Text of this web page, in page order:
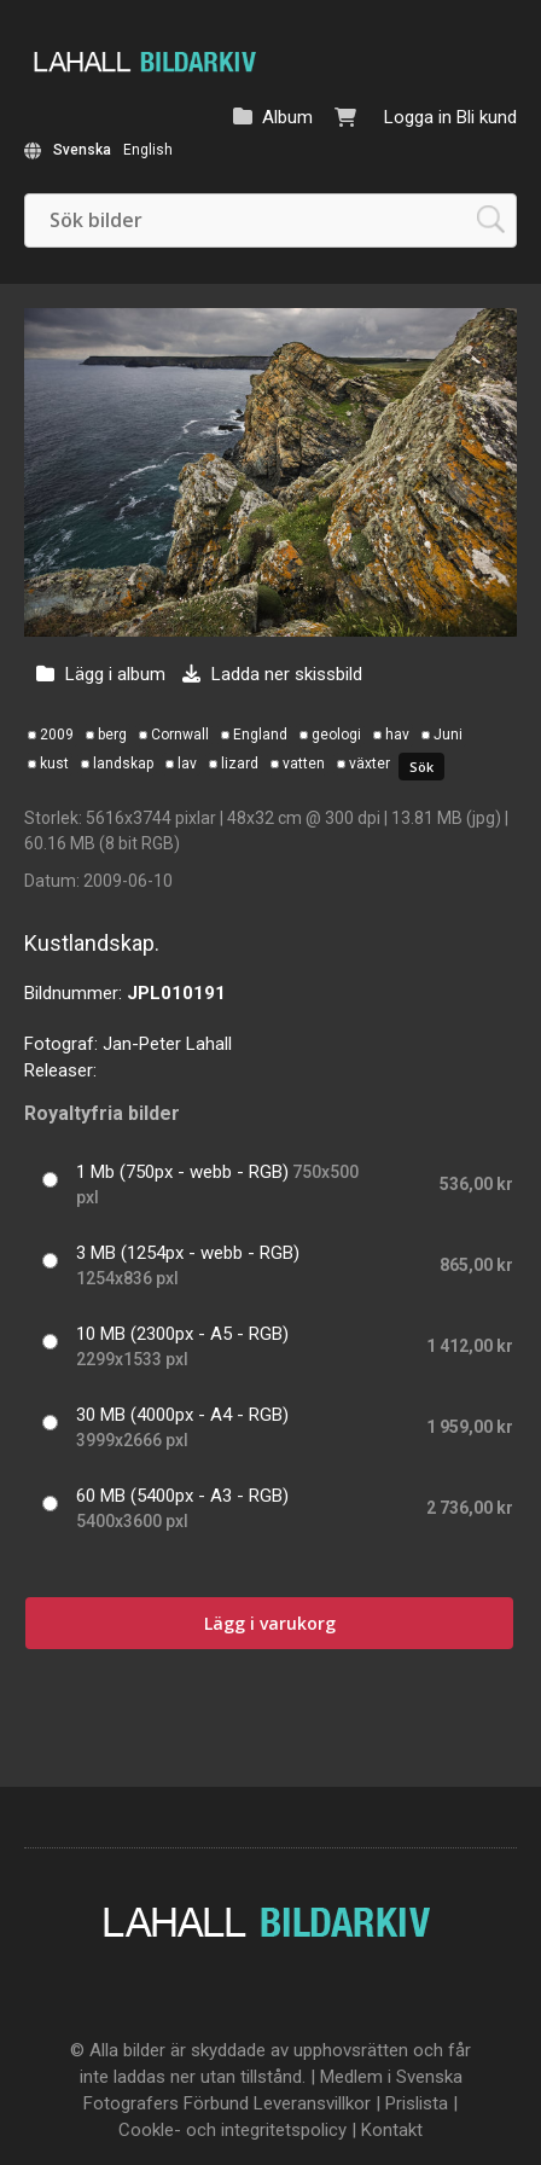
Logga in Bli kund
Album
Svenska English
Lägg i album Ladda ner skissbild
2009 berg Cornwall England geologi hav
Juni
kust
landskap lav lizard vatten växter
Storlek: 5616x3744 pixlar | 48x32 cm @ 300 dpi | 13.81 MB (jpg) |
60.16 MB (8 bit RGB)
Datum: 2009-06-10
Kustlandskap.
Bildnummer: JPL010191
Fotograf: Jan-Peter Lahall
Releaser:
Royaltyfria bilder
1 Mb (750px - webb - RGB) 750x500
pxl
536,00 kr
3 MB (1254px - webb - RGB)
1254x836 pxl
865,00 kr
10 MB (2300px - A5 - RGB)
2299x1533 pxl
1 412,00 kr
30 MB (4000px - A4 - RGB)
3999x2666 pxl
1 959,00 kr
60 MB (5400px - A3 - RGB)
5400x3600 pxl
2 736,00 kr
Lägg i varukorg
© Alla bilder är skyddade av upphovsrätten och får
inte laddas ner utan tillstånd. | Medlem i Svenska
Fotografers Förbund Leveransvillkor | Prislista |
Cookle- och integritetspolicy | Kontakt